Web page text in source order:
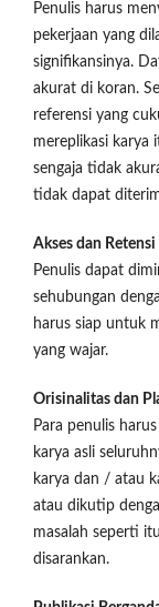
Penulis harus
pekerjaan yang
signifikansinya.
akurat di koran.
referensi yang
mereplikasi karya
sengaja tidak
tidak dapat
Akses dan
Penulis dapat
sehubungan
harus siap untuk
yang wajar.
Orisinalitas dan
Para penulis
karya asli
karya dan / atau
atau dikutip
masalah seperti
disarankan.